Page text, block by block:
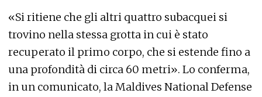
«Si ritiene che gli altri quattro subacquei si
trovino nella stessa grotta in cui è stato
recuperato il primo corpo, che si estende fino a
una profondità di circa 60 metri». Lo conferma,
in un comunicato, la Maldives National Defense